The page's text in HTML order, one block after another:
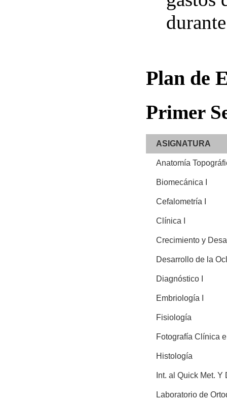
Plan de
Primer
ASIGNATURA
Anatomía
Biomecánica I
Cefalometría I
Clínica I
Crecimiento y
Desarrollo de la
Diagnóstico I
Embriología I
Fisiología
Fotografía Clínica
Histología
Int. al Quick Met.
Laboratorio de